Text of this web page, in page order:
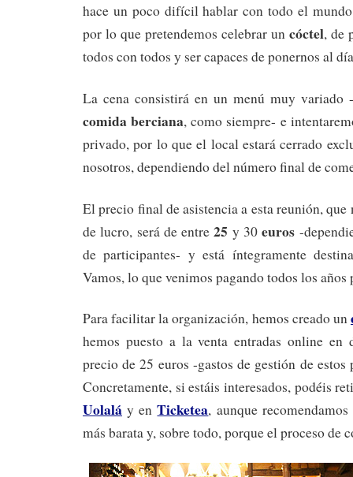
hace un poco difícil hablar con todo el mundo
por lo que pretendemos celebrar uncóctel, de
todos con todos y ser capaces de ponernos al
La cena consistirá en un menú muy variado
comida berciana, como siempre- e
privado, por lo que el local estará cerrado
nosotros, dependiendo del número final de
El precio final de asistencia a esta reunión,
de lucro, será de entre 25 y 30euros -
de participantes- y está íntegramente
Vamos, lo que venimos pagando todos los años
Para facilitar la organización, hemos creado un
hemos puesto a la venta entradas online en
precio de 25 euros -gastos de gestión de
Concretamente, si estáis interesados, podéis
Uolalá y enTicketea, aunque
más barata y, sobre todo, porque el proceso de